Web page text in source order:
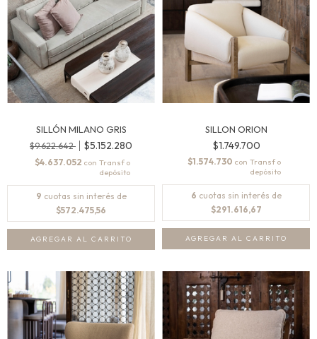
SILLÓN MILANO GRIS
$9.622.642 $5.152.280
$4.637.052 con
9 cuotas sin interés de
$572.475,56
SILLON ORION
$1.749.700
$1.574.730 con
6 cuotas sin interés de
$291.616,67